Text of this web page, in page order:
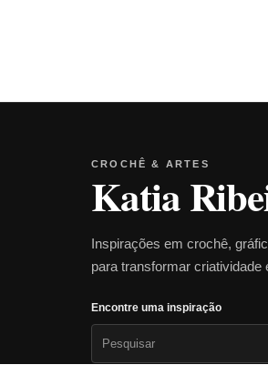
CROCHÊ & ARTES
Katia
Inspirações em crochê,
para transformar criatividade
Encontre uma inspiração